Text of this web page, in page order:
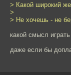
> Какой широкий
>
> Не хочешь - не
какой смысл
даже если бы